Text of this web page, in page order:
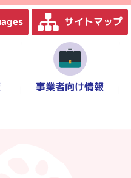
サイトマップ
事業者向け情報